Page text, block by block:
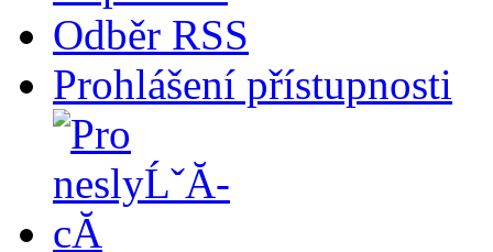
Odběr RSS
Prohlášení přístupnosti